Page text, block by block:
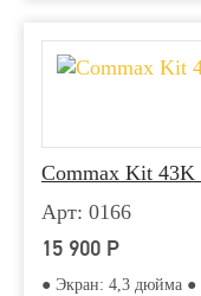
Commax Kit 43K
Арт: 0166
15 900 Р
● Экран: 4,3 дюйма ●